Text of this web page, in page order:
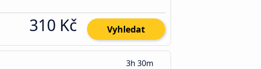
310 Kč Vyhledat
3h 30m